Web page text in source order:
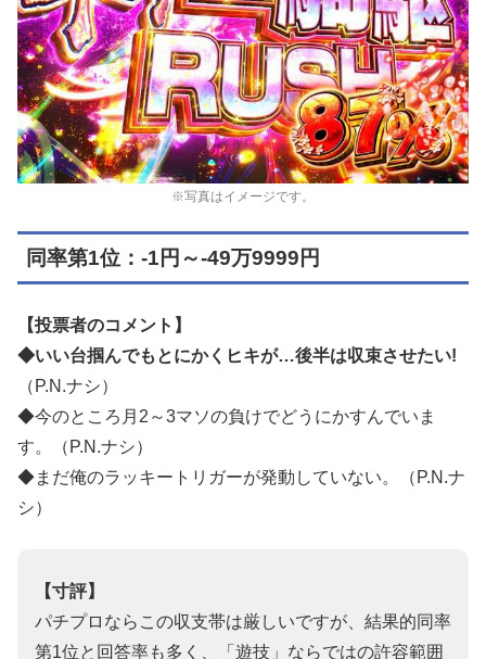
※写真はイメージです。
同率第1位：-1円～-49万9999円
【投票者のコメント】
◆いい台掴んでもとにかくヒキが…後半は収束させたい!
（P.N.ナシ）
◆今のところ月2～3マソの負けでどうにかすんでいま
す。（P.N.ナシ）
◆まだ俺のラッキートリガーが発動していない。（P.N.ナ
シ）
【寸評】
パチプロならこの収支帯は厳しいですが、結果的同率
第1位と回答率も多く、「遊技」ならではの許容範囲